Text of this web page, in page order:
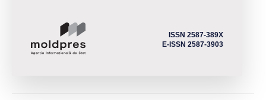
ISSN 2587-389X
E-ISSN 2587-3903